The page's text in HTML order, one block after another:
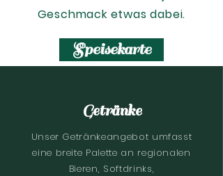
Geschmack etwas dabei.
Speisekarte
Getränke
Unser Getränkeangebot umfasst
eine breite Palette an regionalen
Bieren, Softdrinks,